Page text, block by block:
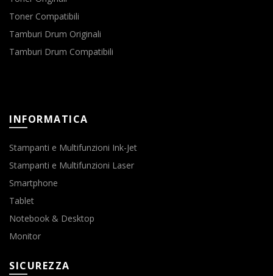
Toner Compatibili
Tamburi Drum Originali
Tamburi Drum Compatibili
INFORMATICA
Stampanti e Multifunzioni Ink-Jet
Stampanti e Multifunzioni Laser
Smartphone
Tablet
Notebook & Desktop
Monitor
SICUREZZA